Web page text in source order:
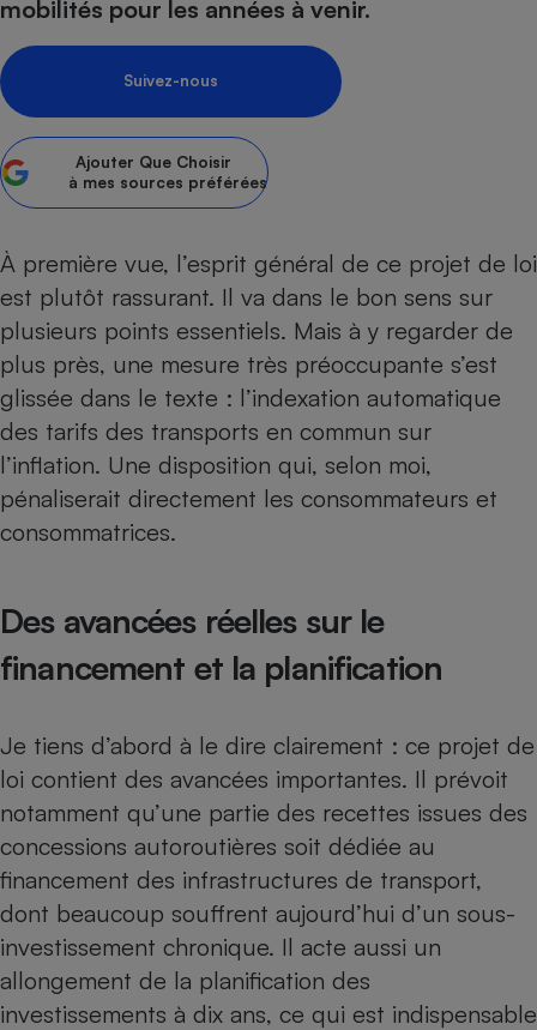
mobilités pour les années à venir.
Suivez-nous
Ajouter Que Choisir
à mes sources préférées
À première vue, l’esprit général de ce projet de loi
est plutôt rassurant. Il va dans le bon sens sur
plusieurs points essentiels. Mais à y regarder de
plus près, une mesure très préoccupante s’est
glissée dans le texte : l’indexation automatique
des tarifs des transports en commun sur
l’inflation. Une disposition qui, selon moi,
pénaliserait directement les consommateurs et
consommatrices.
Des avancées réelles sur le
financement et la planification
Je tiens d’abord à le dire clairement : ce projet de
loi contient des avancées importantes. Il prévoit
notamment qu’une partie des recettes issues des
concessions autoroutières soit dédiée au
financement des infrastructures de transport,
dont beaucoup souffrent aujourd’hui d’un sous-
investissement chronique. Il acte aussi un
allongement de la planification des
investissements à dix ans, ce qui est indispensable
bouteille
Assurance emprunteur
Banque
Petit électroménager -
Lave-linge
induction
Climatiseur -
Ventilateur
Téléviseur
Antivirus
Radiateur électrique
Ventilateur
Antimoustique